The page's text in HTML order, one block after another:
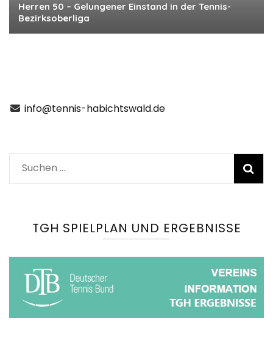
Herren 50 – Gelungener Einstand in der Tennis-
Bezirksoberliga
info@tennis-habichtswald.de
Suchen
nach:
TGH SPIELPLAN UND ERGEBNISSE